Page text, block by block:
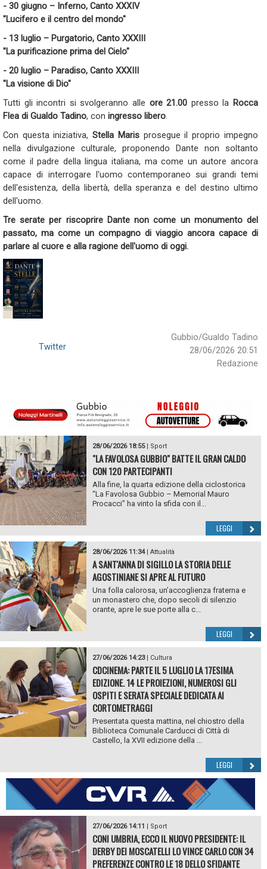
- 30 giugno – Inferno, Canto XXXIV
"Lucifero e il centro del mondo"
- 13 luglio – Purgatorio, Canto XXXIII
"La purificazione prima del Cielo"
- 20 luglio – Paradiso, Canto XXXIII
"La visione di Dio"
Tutti gli incontri si svolgeranno alle ore 21.00 presso la Rocca
Flea di Gualdo Tadino, con ingresso libero.
Con questa iniziativa,Stella Maris prosegue il proprio impegno
nella divulgazione culturale, proponendo Dante non soltanto
come il padre della lingua italiana, ma come un autore ancora
capace di interrogare l'uomo contemporaneo sui grandi temi
dell'esistenza, della libertà, della speranza e del destino ultimo
dell'uomo.
Tre serate per riscoprire Dante non come un monumento del
passato, ma come un compagno di viaggio ancora capace di
parlare al cuore e alla ragione dell'uomo di oggi.
Gubbio/Gualdo Tadino
28/06/2026 20:51
Redazione
Twitter
28/06/2026 18:55| Sport
"LA FAVOLOSA GUBBIO" BATTE IL GRAN CALDO
CON 120 PARTECIPANTI
Alla fine, la quarta edizione della ciclostorica
“La Favolosa Gubbio – Memorial Mauro
Procacci” ha vinto la sfida con il...
LEGGI
28/06/2026 11:34| Attualità
A SANT'ANNA DI SIGILLO LA STORIA DELLE
AGOSTINIANE SI APRE AL FUTURO
Una folla calorosa, un’accoglienza fraterna e
un monastero che, dopo secoli di silenzio
orante, apre le sue porte alla c...
LEGGI
27/06/2026 14:23| Cultura
CDCINEMA: PARTE IL 5 LUGLIO LA 17ESIMA
EDIZIONE. 14 LE PROIEZIONI, NUMEROSI GLI
OSPITI E SERATA SPECIALE DEDICATA AI
CORTOMETRAGGI
Presentata questa mattina, nel chiostro della
Biblioteca Comunale Carducci di Città di
Castello, la XVII edizione della ...
LEGGI
27/06/2026 14:11 | Sport
CONI UMBRIA, ECCO IL NUOVO PRESIDENTE: IL
DERBY DEI MOSCATELLI LO VINCE CARLO CON 34
PREFERENZE CONTRO LE 18 DELLO SFIDANTE